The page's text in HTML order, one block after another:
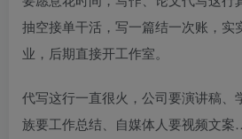
抽空接单干活，写一篇结一次账，实
业，后期直接开工作室。​
代写这行一直很火，公司要演讲稿、
族要工作总结、自媒体人要视频文